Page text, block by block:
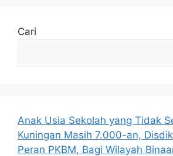
Cari
Anak Usia Sekolah yang Tidak
Kuningan Masih 7.000-an,
Peran PKBM, Bagi Wilayah